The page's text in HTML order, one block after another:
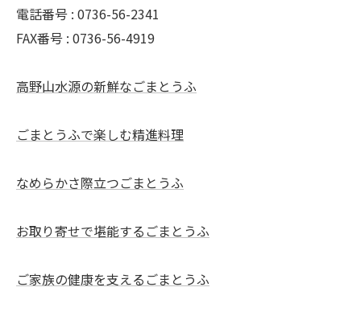
電話番号 : 0736-56-2341
FAX番号 : 0736-56-4919
高野山水源の新鮮なごまとうふ
ごまとうふで楽しむ精進料理
なめらかさ際立つごまとうふ
お取り寄せで堪能するごまとうふ
ご家族の健康を支えるごまとうふ